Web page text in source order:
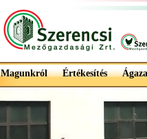
Magunkról Értékesítés